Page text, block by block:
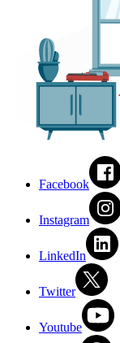
Facebook
Instagram
LinkedIn
Twitter
Youtube